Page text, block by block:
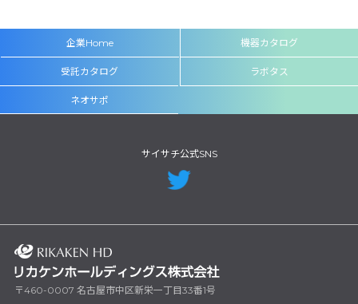
企業Home 機器カタログ
受託カタログ ラボタス
ネオサポ
サイサチ公式SNS
〒460-0007 名古屋市中区新栄一丁目33番1号